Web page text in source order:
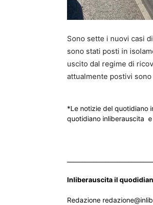
Sono sette i nuovi casi
sono stati posti in
uscito dal regime di
attualmente postivi
*Le notizie del quotidiano
quotidiano inliberauscita
Inliberauscita il
Redazione